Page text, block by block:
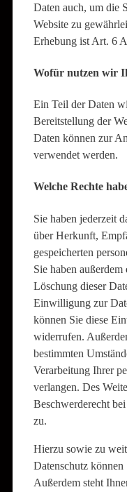
Daten auch, um die
Website zu
Erhebung ist Art. 6
Wofür nutzen wir
Ein Teil der Daten
Bereitstellung der
Daten können zur
verwendet werden.
Welche Rechte
Sie haben jederzeit
über Herkunft,
gespeicherten
Sie haben
Löschung dieser
Einwilligung zur
können Sie diese
widerrufen.
bestimmten
Verarbeitung Ihrer
verlangen. Des
Beschwerderecht
zu.
Hierzu sowie zu
Datenschutz können
Außerdem steht